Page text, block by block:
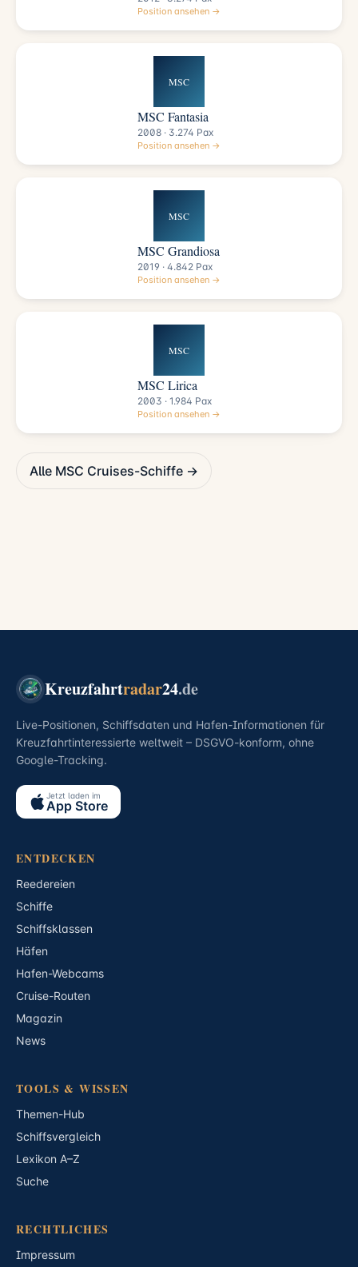
Position ansehen →
MSC
MSC Fantasia
2008 · 3.274 Pax
Position ansehen →
MSC
MSC Grandiosa
2019 · 4.842 Pax
Position ansehen →
MSC
MSC Lirica
2003 · 1.984 Pax
Position ansehen →
Alle MSC Cruises-Schiffe →
Kreuzfahrtradar24.de
Live-Positionen, Schiffsdaten und Hafen-Informationen für
Kreuzfahrtinteressierte weltweit – DSGVO-konform, ohne
Google-Tracking.
Jetzt laden im
App Store
ENTDECKEN
Reedereien
Schiffe
Schiffsklassen
Häfen
Hafen-Webcams
Cruise-Routen
Magazin
News
TOOLS & WISSEN
Themen-Hub
Schiffsvergleich
Lexikon A–Z
Suche
RECHTLICHES
Impressum